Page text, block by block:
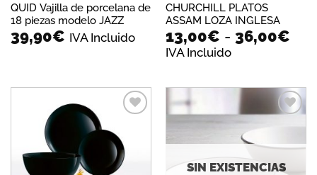
QUID Vajilla de porcelana de
18 piezas modelo JAZZ
39,90€ IVA Incluido
CHURCHILL PLATOS
ASSAM LOZA INGLESA
13,00€ - 36,00€
IVA Incluido
lista de
deseos
lista de
SIN EXISTENCIAS